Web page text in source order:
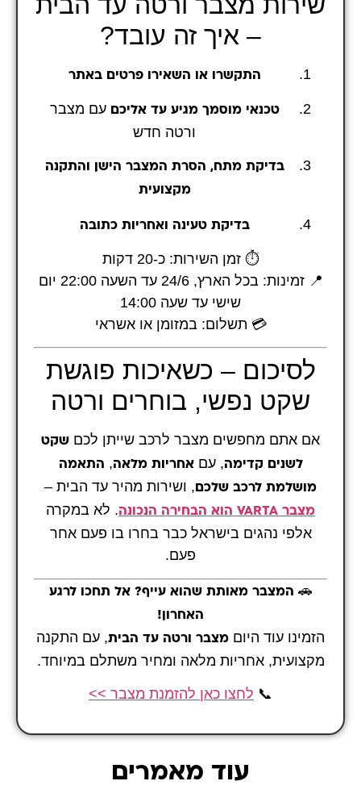
– איך זה עובד?
התקשרו או השאירו פרטים באתר
טכנאי מוסמך מגיע עד אליכם עם מצבר
ורטה חדש
בדיקת מתח, הסרת המצבר הישן והתקנה
מקצועית
בדיקת טעינה ואחריות כתובה
⏱️ זמן השירות: כ-20 דקות
📍 זמינות: בכל הארץ, 24/6 עד השעה 22:00 יום
שישי עד שעה 14:00
💳 תשלום: במזומן או אשראי
לסיכום – כשאיכות פוגשת
שקט נפשי, בוחרים ורטה
אם אתם מחפשים מצבר לרכב שייתן לכם שקט
לשנים קדימה, עםאחריות מלאה, התאמה
מושלמת לרכב שלכם, ושירות מהיר עד הבית –
מצבר VARTA הוא הבחירה הנכונה
. לא במקרה
אלפי נהגים בישראל כבר בחרו בו פעם אחר
פעם.
🚗 המצבר מאותת שהוא עייף? אל תחכו לרגע
האחרון!
הזמינו עוד היום מצבר ורטה עד הבית, עם התקנה
מקצועית, אחריות מלאה ומחיר משתלם במיוחד.
📞 לחצו כאן להזמנת מצבר >>
עוד מאמרים